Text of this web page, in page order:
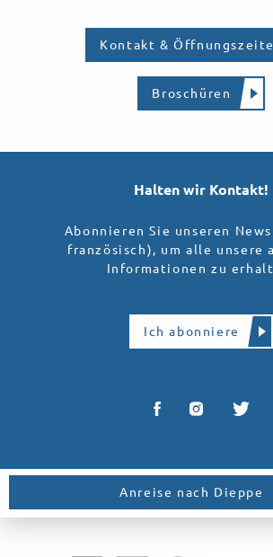
Kontakt &
Broschüren
Halten wir Kontakt!
Abonnieren Sie unseren
französisch), um alle unsere
Informationen zu
Ich abonniere
Anreise nach Dieppe